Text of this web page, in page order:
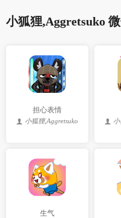
小狐狸,Aggretsuko
担心表情
小狐狸,Aggretsuko 小
生气